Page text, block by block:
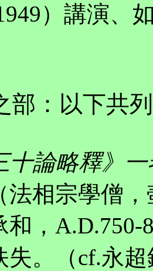
）講演、
部：以下共
十論略釋》一
宗學僧，
和，
失。（cf.永